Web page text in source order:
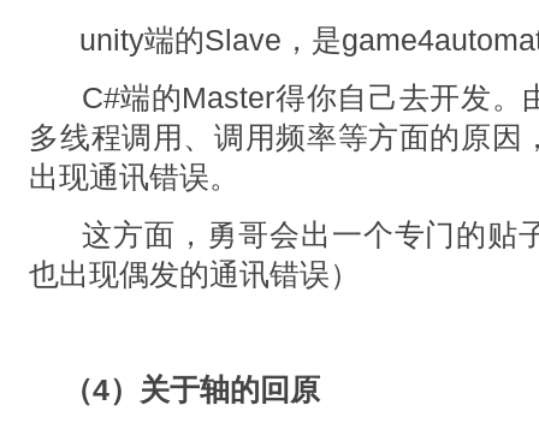
unity端的Slave，是
C#端的Master得你自己去开发。
多线程调用、调用频率等方面的原因
出现通讯错误。
这方面，勇哥会出一个专门的贴
也出现偶发的通讯错误）
（4）关于轴的回原